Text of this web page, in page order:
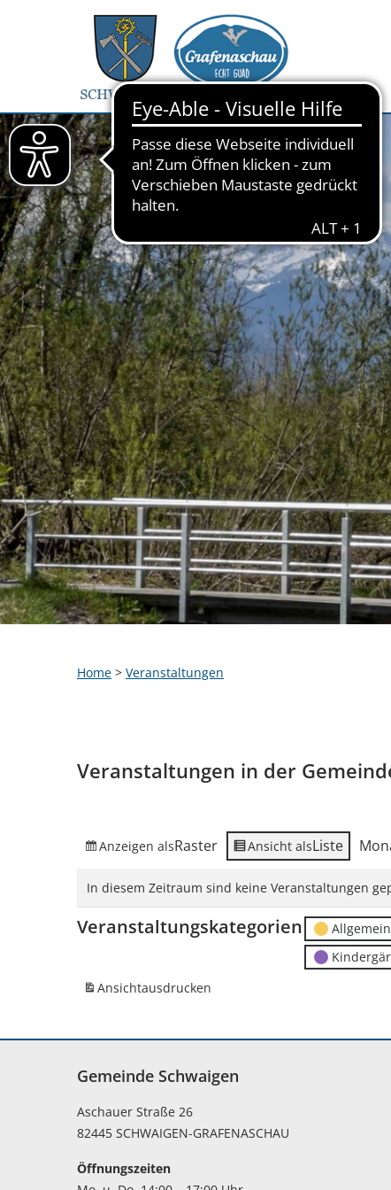
Home > Veranstaltungen
Veranstaltungen in der
Anzeigen alsRaster Ansicht alsListe
In diesem Zeitraum sind keine Veranstaltungen
Veranstaltungskategorien
Ansichtausdrucken
Gemeinde Schwaigen
Aschauer Straße 26
82445 SCHWAIGEN-GRAFENASCHAU
Öffnungszeiten